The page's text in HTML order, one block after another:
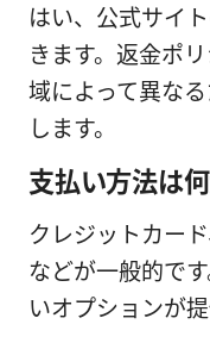
はい、公式サイ
きます。返金ポ
域によって異な
します。
支払い方法は
クレジットカー
などが一般的で
いオプションが